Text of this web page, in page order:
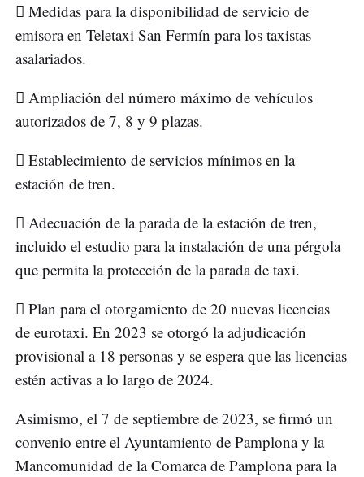
 Medidas para la disponibilidad de servicio de
emisora en Teletaxi San Fermín para los taxistas
asalariados.
 Ampliación del número máximo de vehículos
autorizados de 7, 8 y 9 plazas.
 Establecimiento de servicios mínimos en la
estación de tren.
 Adecuación de la parada de la estación de tren,
incluido el estudio para la instalación de una pérgola
que permita la protección de la parada de taxi.
 Plan para el otorgamiento de 20 nuevas licencias
de eurotaxi. En 2023 se otorgó la adjudicación
provisional a 18 personas y se espera que las licencias
estén activas a lo largo de 2024.
Asimismo, el 7 de septiembre de 2023, se firmó un
convenio entre el Ayuntamiento de Pamplona y la
Mancomunidad de la Comarca de Pamplona para la